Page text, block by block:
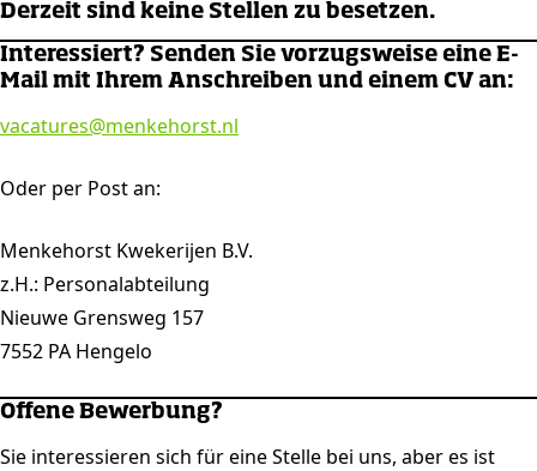
Derzeit sind keine Stellen zu besetzen.
Interessiert? Senden Sie vorzugsweise eine E-
Mail mit Ihrem Anschreiben und einem CV an:
vacatures@menkehorst.nl
Oder per Post an:
Menkehorst Kwekerijen B.V.
z.H.: Personalabteilung
Nieuwe Grensweg 157
7552 PA Hengelo
Offene Bewerbung?
Sie interessieren sich für eine Stelle bei uns, aber es ist